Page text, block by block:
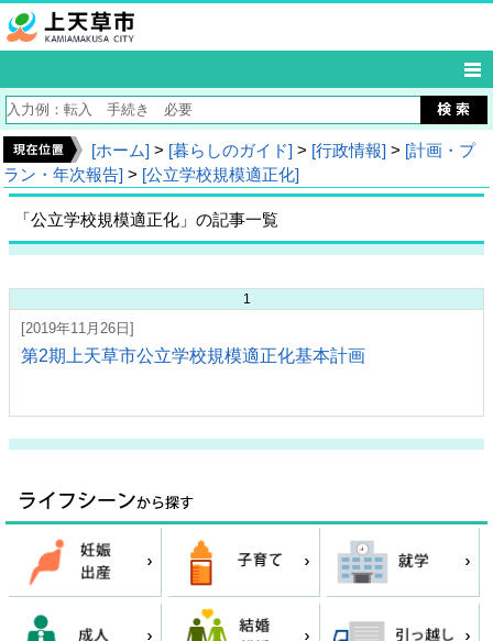
[ホーム] > [暮らしのガイド] > [行政情報] > [計画・プ
ラン・年次報告] > [公立学校規模適正化]
「公立学校規模適正化」の記事一覧
1
[2019年11月26日]
第2期上天草市公立学校規模適正化基本計画